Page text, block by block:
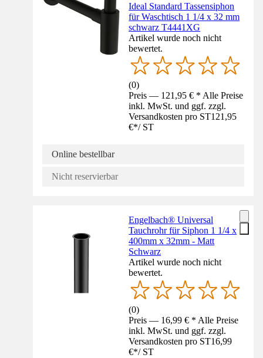
Ideal Standard Tassensiphon
für Waschtisch 1 1/4 x 32 mm
schwarz T4441XG
Artikel wurde noch nicht
bewertet.
(0)
Preis — 121,95 € * Alle Preise
inkl. MwSt. und ggf. zzgl.
Versandkosten pro ST121,95
€*/ ST
Online bestellbar
Nicht reservierbar
Engelbach® Universal
Tauchrohr für Siphon 1 1/4 x
400mm x 32mm - Matt
Schwarz
Artikel wurde noch nicht
bewertet.
(0)
Preis — 16,99 € * Alle Preise
inkl. MwSt. und ggf. zzgl.
Versandkosten pro ST16,99
€*/ ST